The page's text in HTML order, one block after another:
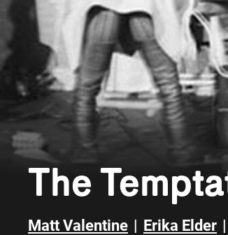
The
Matt Valentine | Erika Elder |